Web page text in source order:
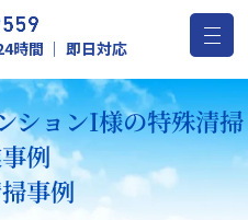
時間 ｜ 即日対応
ションI様の特殊清掃
例
事例